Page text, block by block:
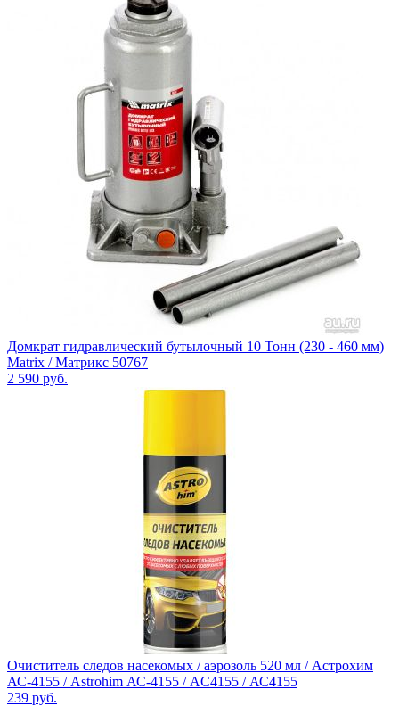
Домкрат гидравлический бутылочный 10 Тонн (230 - 460 мм)
Matrix / Матрикс 50767
2 590 руб.
Очиститель следов насекомых / аэрозоль 520 мл / Астрохим
АС-4155 / Astrohim АС-4155 / AC4155 / АС4155
239 руб.